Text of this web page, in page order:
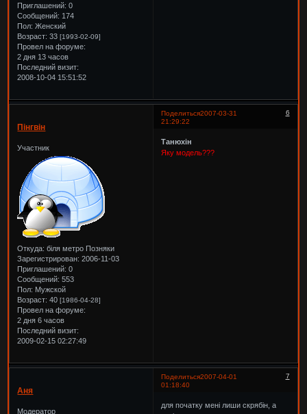
Приглашений: 0
Сообщений: 174
Пол: Женский
Возраст: 33[1993-02-09]
Провел на форуме:
2 дня 13 часов
Последний визит:
2008-10-04 15:51:52
Поделиться 6
2007-03-31
21:29:22
Пінгвін
Участник
Откуда: біля метро Позняки
Зарегистрирован: 2006-11-03
Приглашений: 0
Сообщений: 553
Пол: Мужской
Возраст: 40[1986-04-28]
Провел на форуме:
2 дня 6 часов
Последний визит:
2009-02-15 02:27:49
Танюхін
Яку модель???
Поделиться 7
2007-04-01
01:18:40
Аня
Модератор
для початку мені лиши скрябін, а